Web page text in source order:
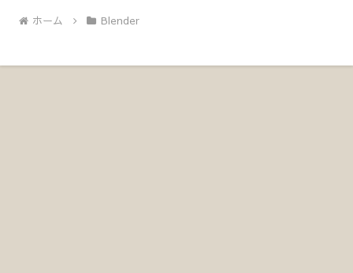
ホーム Blender